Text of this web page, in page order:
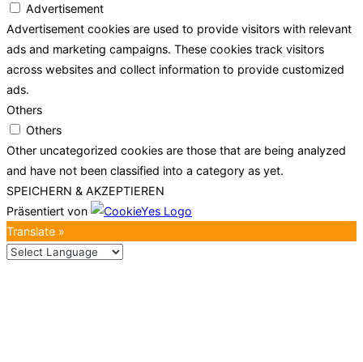
Advertisement
Advertisement cookies are used to provide visitors with relevant
ads and marketing campaigns. These cookies track visitors
across websites and collect information to provide customized
ads.
Others
Others
Other uncategorized cookies are those that are being analyzed
and have not been classified into a category as yet.
SPEICHERN & AKZEPTIEREN
Präsentiert von
Translate »